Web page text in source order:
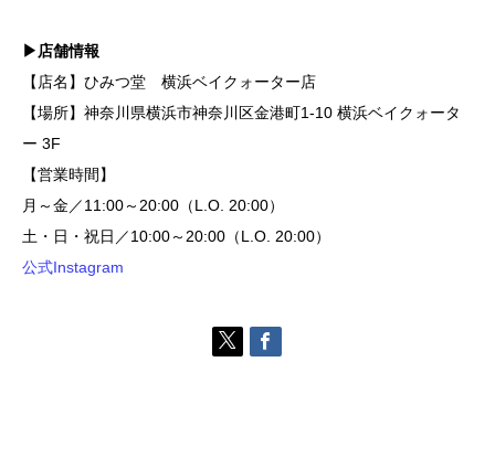
▶店舗情報
【店名】ひみつ堂 横浜ベイクォーター店
【場所】神奈川県横浜市神奈川区金港町1-10 横浜ベイクォータ
ー 3F
【営業時間】
月～金／11:00～20:00（L.O. 20:00）
土・日・祝日／10:00～20:00（L.O. 20:00）
公式Instagram